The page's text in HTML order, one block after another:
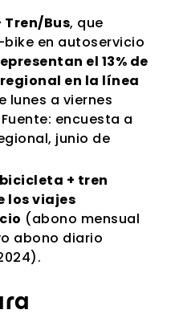
Tren/Bus, que
en autoservicio
el 13% de
en la línea
lunes a viernes
encuesta a
junio de
+ tren
los viajes
(abono mensual
abono diario